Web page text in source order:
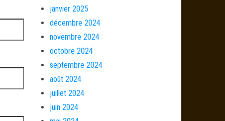
janvier 2025
décembre 2024
novembre 2024
octobre 2024
septembre 2024
août 2024
juillet 2024
juin 2024